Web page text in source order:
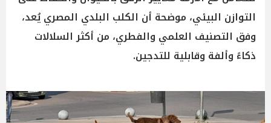
التوازن البيئي، موضحة أن الكلب البلدي المصري يُعد،
وفق التصنيف العلمي والفطري، من أكثر السلالات
ذكاءً وألفة وقابلية للتدجين.